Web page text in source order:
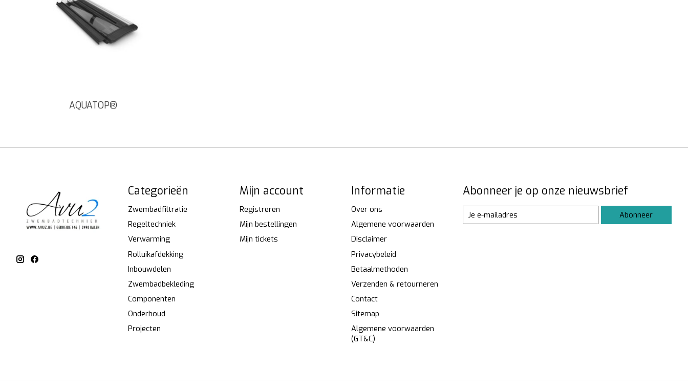
AQUATOP®
Categorieën
Zwembadfiltratie
Regeltechniek
Verwarming
Rolluikafdekking
Inbouwdelen
Zwembadbekleding
Componenten
Onderhoud
Projecten
Mijn account
Registreren
Mijn bestellingen
Mijn tickets
Informatie
Over ons
Algemene voorwaarden
Disclaimer
Privacybeleid
Betaalmethoden
Verzenden & retourneren
Contact
Sitemap
Algemene voorwaarden
(GT&C)
Abonneer je op onze nieuwsbrief
Abonneer